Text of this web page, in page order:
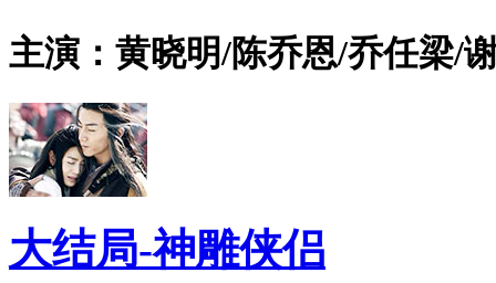
主演：黄晓明/陈乔恩/乔任梁/
大结局-神雕侠侣